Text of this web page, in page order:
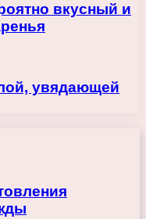
вкусный и
увядающей